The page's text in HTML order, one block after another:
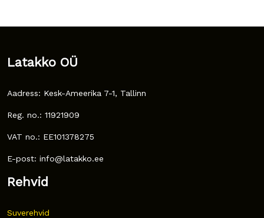
Latakko OÜ
Aadress: Kesk-Ameerika 7-1, Tallinn
Reg. no.: 11921909
VAT no.: EE101378275
E-post: info@latakko.ee
Rehvid
Suverehvid